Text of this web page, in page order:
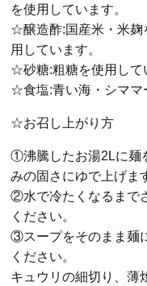
を使用しています。
☆醸造酢:国産米・米麹
用しています。
☆砂糖:粗糖を使用して
☆食塩:青い海・シママ
☆お召し上がり方
①沸騰したお湯2Lに麺
みの固さにゆで上げま
②水で冷たくなるまで
ください。
③スープをそのまま麺
ください。
キュウリの細切り、薄